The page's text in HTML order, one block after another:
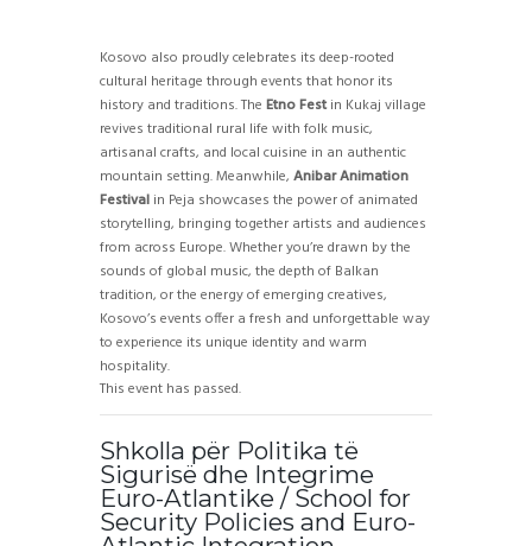
Kosovo also proudly celebrates its deep-rooted
cultural heritage through events that honor its
history and traditions. The Etno Festin Kukaj village
revives traditional rural life with folk music,
artisanal crafts, and local cuisine in an authentic
mountain setting. Meanwhile, Anibar Animation
Festival in Peja showcases the power of animated
storytelling, bringing together artists and audiences
from across Europe. Whether you’re drawn by the
sounds of global music, the depth of Balkan
tradition, or the energy of emerging creatives,
Kosovo’s events offer a fresh and unforgettable way
to experience its unique identity and warm
hospitality.
This event has passed.
Shkolla për Politika të
Sigurisë dhe Integrime
Euro-Atlantike / School for
Security Policies and Euro-